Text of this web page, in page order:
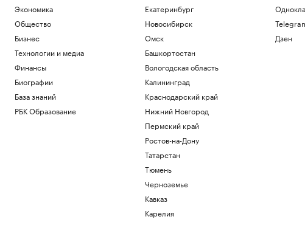
Экономика
Общество
Бизнес
Технологии и медиа
Финансы
Биографии
База знаний
РБК Образование
Екатеринбург
Новосибирск
Омск
Башкортостан
Вологодская область
Калининград
Краснодарский край
Нижний Новгород
Пермский край
Ростов-на-Дону
Татарстан
Тюмень
Черноземье
Кавказ
Карелия
Дзен